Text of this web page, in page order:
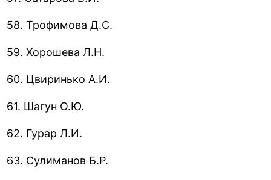
58. Трофимова Д.С.
59. Хорошева Л.Н.
60. Цвиринько А.И.
61. Шагун О.Ю.
62. Гурар Л.И.
63. Сулиманов Б.Р.